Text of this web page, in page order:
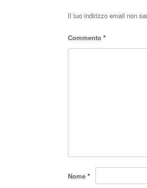
Il tuo indirizzo email non
Commento *
Nome *